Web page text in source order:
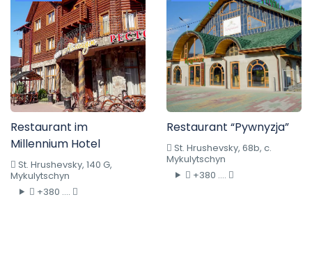
Restaurant im
Millennium Hotel
St. Hrushevsky, 140 G,
Mykulytschyn
+380 ....
Restaurant “Pywnyzja”
St. Hrushevsky, 68b, c.
Mykulytschyn
+380 ....